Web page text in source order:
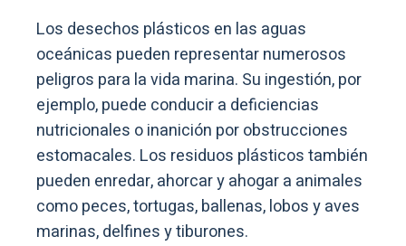
Los desechos plásticos en las aguas
oceánicas pueden representar numerosos
peligros para la vida marina. Su ingestión, por
ejemplo, puede conducir a deficiencias
nutricionales o inanición por obstrucciones
estomacales. Los residuos plásticos también
pueden enredar, ahorcar y ahogar a animales
como peces, tortugas, ballenas, lobos y aves
marinas, delfines y tiburones.